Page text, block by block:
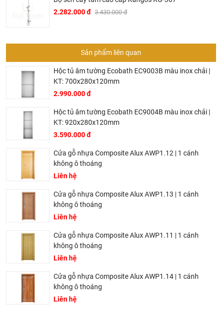
2.282.000 đ 3.430.000 đ
Sản phẩm liên quan
Hộc tủ âm tường Ecobath EC9003B màu inox chải |
KT: 700x280x120mm
2.990.000 đ
Hộc tủ âm tường Ecobath EC9004B màu inox chải |
KT: 920x280x120mm
3.590.000 đ
Cửa gỗ nhựa Composite Alux AWP1.12 | 1 cánh
không ô thoáng
Liên hệ
Cửa gỗ nhựa Composite Alux AWP1.13 | 1 cánh
không ô thoáng
Liên hệ
Cửa gỗ nhựa Composite Alux AWP1.11 | 1 cánh
không ô thoáng
Liên hệ
Cửa gỗ nhựa Composite Alux AWP1.14 | 1 cánh
không ô thoáng
Liên hệ